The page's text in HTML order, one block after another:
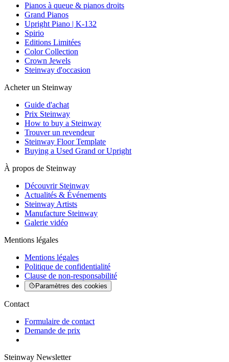
Pianos à queue & pianos droits
Grand Pianos
Upright Piano | K-132
Spirio
Editions Limitées
Color Collection
Crown Jewels
Steinway d'occasion
Acheter un Steinway
Guide d'achat
Prix Steinway
How to buy a Steinway
Trouver un revendeur
Steinway Floor Template
Buying a Used Grand or Upright
À propos de Steinway
Découvrir Steinway
Actualités & Événements
Steinway Artists
Manufacture Steinway
Galerie vidéo
Mentions légales
Mentions légales
Politique de confidentialité
Clause de non-responsabilité
Paramètres des cookies
Contact
Formulaire de contact
Demande de prix
Steinway Newsletter